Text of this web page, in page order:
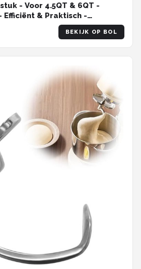
- Voor 4.5QT & 6QT -
& Praktisch -
- Stijlvol & Handzaam -
- Makkelijk in Gebruik -
BEKIJK OP BOL